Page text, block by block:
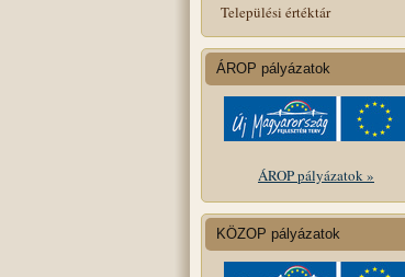
Települési értéktár
ÁROP pályázatok
ÁROP pályázatok »
KÖZOP pályázatok